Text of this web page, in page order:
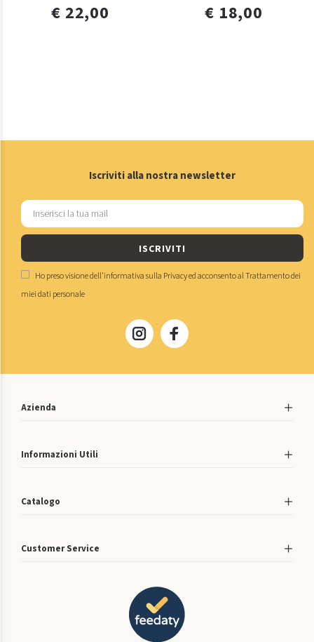
€ 22,00 € 18,00
Iscriviti alla nostra newsletter
ISCRIVITI
Ho preso visione dell'informativa sulla Privacyed acconsento alTrattamento dei
miei dati personale
Azienda
Informazioni Utili
Catalogo
Customer Service